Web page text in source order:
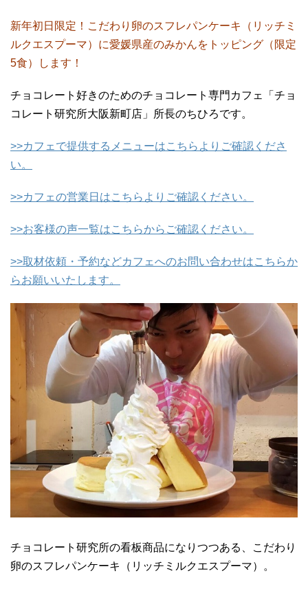
新年初日限定！こだわり卵のスフレパンケーキ（リッチミ
ルクエスプーマ）に愛媛県産のみかんをトッピング（限定
5食）します！
チョコレート好きのためのチョコレート専門カフェ「チョ
コレート研究所大阪新町店」所長のちひろです。
>>カフェで提供するメニューはこちらよりご確認くださ
い。
>>カフェの営業日はこちらよりご確認ください。
>>お客様の声一覧はこちらからご確認ください。
>>取材依頼・予約などカフェへのお問い合わせはこちらか
らお願いいたします。
チョコレート研究所の看板商品になりつつある、こだわり
卵のスフレパンケーキ（リッチミルクエスプーマ）。